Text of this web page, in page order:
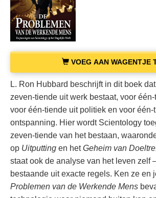
VOEG AAN WAGENTJE
L. Ron Hubbard beschrijft in dit boek
zeven-tiende uit werk bestaat, voor
voor één-tiende uit politiek en voor één-
ontspanning. Hier wordt Scientology
zeven-tiende van het bestaan,
op Uitputting en hetGeheim van
staat ook de analyse van het leven zelf
bestaande uit exacte regels. Ken ze en
Problemen van de Werkende Mens